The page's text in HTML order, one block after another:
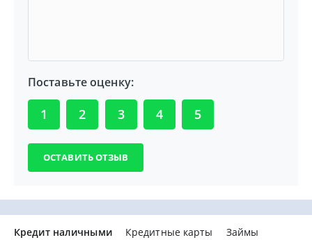
Поставьте оценку:
1 2 3 4 5
Кредит наличными Кредитные карты Займы